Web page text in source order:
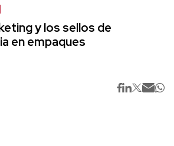
y los sellos de
en empaques